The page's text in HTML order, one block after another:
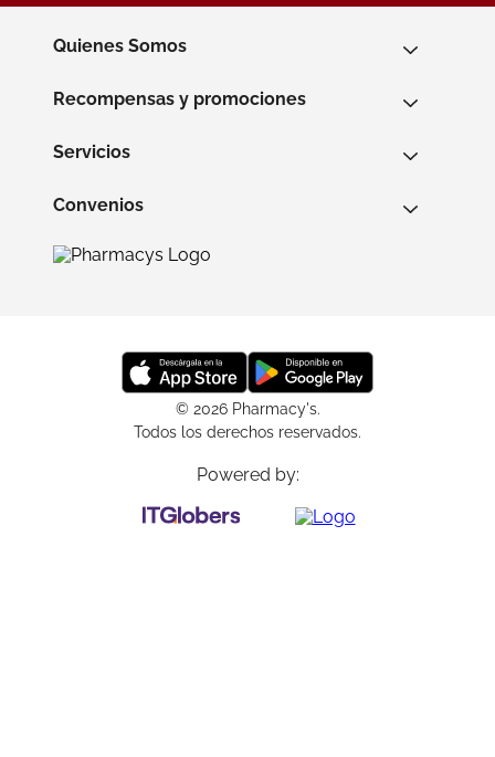
Quienes Somos
Recompensas y promociones
Servicios
Convenios
© 2026 Pharmacy's.
Todos los derechos reservados.
Powered by: